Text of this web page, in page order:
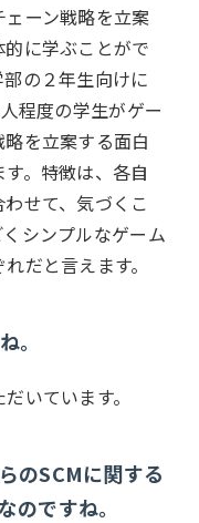
ーン戦略を立案
に学ぶことがで
の２年生向けに
程度の学生がゲー
を立案する面白
。特徴は、各自
せて、気づくこ
シンプルなゲーム
だと言えます。
。
いています。
のSCMに関する
のですね。